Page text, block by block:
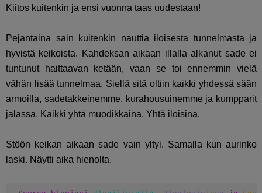
Kiitos kuitenkin ja ensi vuonna taas uudestaan!
Pejantaina sain kuitenkin nauttia iloisesta tunnelmasta ja
hyvistä keikoista. Kahdeksan aikaan illalla alkanut sade ei
tuntunut haittaavan ketään, vaan se toi ennemmin vielä
vähän lisää tunnelmaa. Siellä sitä oltiin kaikki yhdessä sään
armoilla, sadetakkeinemme, kurahousuinemme ja kumpparit
jalassa. Kaikki yhtä muodikkaina. Yhtä iloisina.
Stöön keikan aikaan sade vain yltyi. Samalla kun aurinko
laski. Näytti aika hienolta.